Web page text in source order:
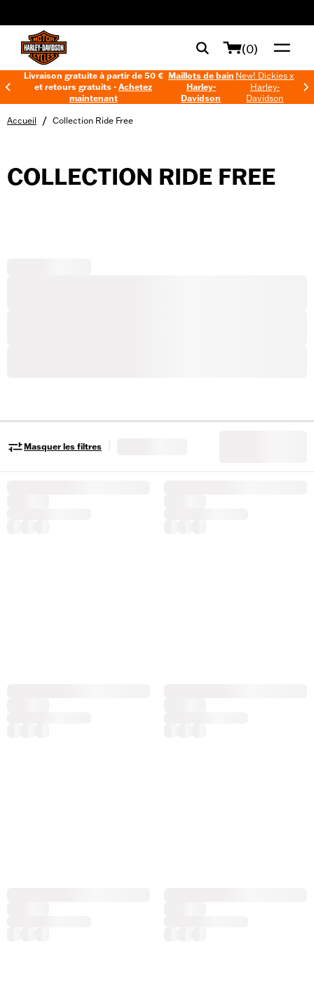
(0)
Livraison gratuite à partir de 50 €
et retours gratuits -Achetez
maintenant
Maillots de bain
Harley-
Davidson
New! Dickies x
Harley-
Davidson
Accueil / Collection Ride Free
COLLECTION RIDE FREE
Masquer les filtres